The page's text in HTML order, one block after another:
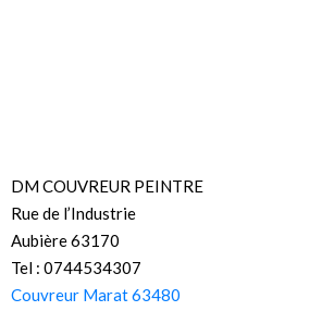
DM COUVREUR PEINTRE
Rue de l’Industrie
Aubière 63170
Tel : 0744534307
Couvreur Marat 63480